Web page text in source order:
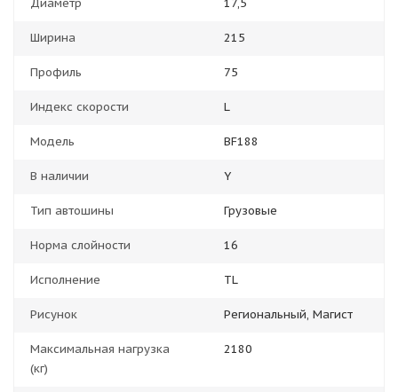
Диаметр 17,5
Ширина 215
Профиль 75
Индекс скорости L
Модель BF188
В наличии Y
Тип автошины Грузовые
Норма слойности 16
Исполнение TL
Рисунок Региональный, Магист
Максимальная нагрузка
(кг)
2180